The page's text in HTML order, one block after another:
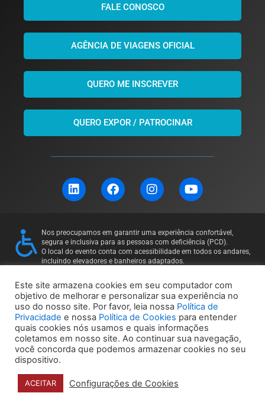
FALE CONOSCO
AGÊNCIA DE VIAGENS OFICIAL
QUERO ME INSCREVER
QUERO EXPOR / PATROCINAR
L
i
e
d
i
n
F
a
b
o
o
k
I
n
a
g
r
a
Y
o
u
b
e
Nos preocupamos em garantir uma experiência confortável,
segura e inclusiva para as pessoas com deficiência (PCD).
O local do evento conta com acessibilidade em todos os andares,
incluindo elevadores e banheiros adaptados.
contato: 11 97169-5011
© 2024 Unbox Eventos – Todos os direitos reservados |
Powered bye.Dev Solutions
Política de Privacidade Política de Cookies
Este site armazena cookies em seu computador com
objetivo de melhorar e personalizar sua experiência no
uso do nosso site. Por favor, leia nossa Política de
Privacidade e nossa Política de Cookies para entender
quais cookies nós usamos e quais informações
coletamos em nosso site. Ao continuar sua navegação,
você concorda que podemos armazenar cookies no seu
dispositivo.
ACEITAR Configurações de Cookies